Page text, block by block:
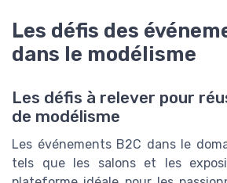
Les défis des
dans le modélisme
Les défis à relever pour
de modélisme
Les événements B2C dans le
tels que les salons et les